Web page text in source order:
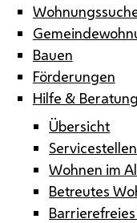
Bauen
Förderungen
Hilfe & Beratung
Übersicht
Servicestellen
Wohnen im
Betreutes